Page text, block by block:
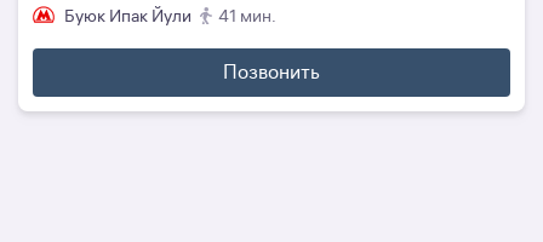
Буюк Ипак Йули
41 мин.
Позвонить